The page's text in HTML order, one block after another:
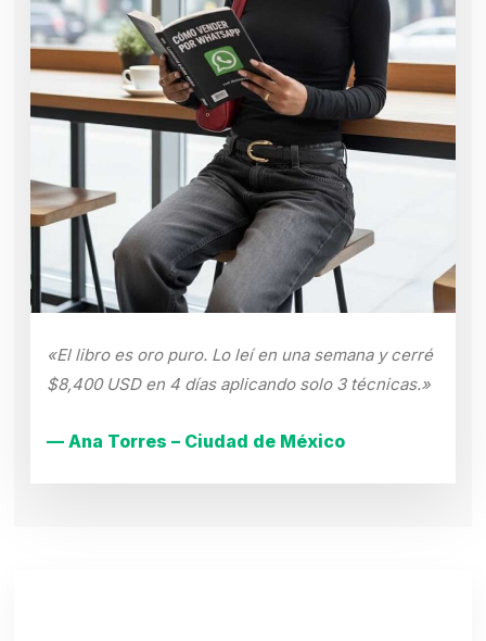
«El libro es oro puro. Lo leí en una semana y cerré
$8,400 USD en 4 días aplicando solo 3 técnicas.»
— Ana Torres – Ciudad de México